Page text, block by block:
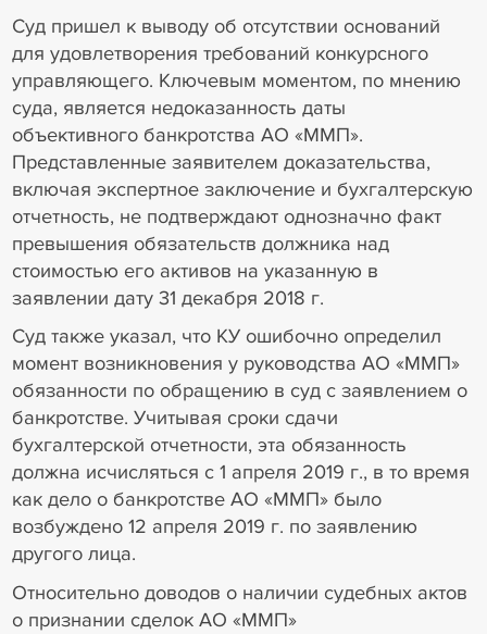
Суд пришел к выводу об отсутствии оснований
для удовлетворения требований конкурсного
управляющего. Ключевым моментом, по мнению
суда, является недоказанность даты
объективного банкротства АО «ММП».
Представленные заявителем доказательства,
включая экспертное заключение и бухгалтерскую
отчетность, не подтверждают однозначно факт
превышения обязательств должника над
стоимостью его активов на указанную в
заявлении дату 31 декабря 2018 г.
Суд также указал, что КУ ошибочно определил
момент возникновения у руководства АО «ММП»
обязанности по обращению в суд с заявлением о
банкротстве. Учитывая сроки сдачи
бухгалтерской отчетности, эта обязанность
должна исчисляться с 1 апреля 2019 г., в то время
как дело о банкротстве АО «ММП» было
возбуждено 12 апреля 2019 г. по заявлению
другого лица.
Относительно доводов о наличии судебных актов
о признании сделок АО «ММП»